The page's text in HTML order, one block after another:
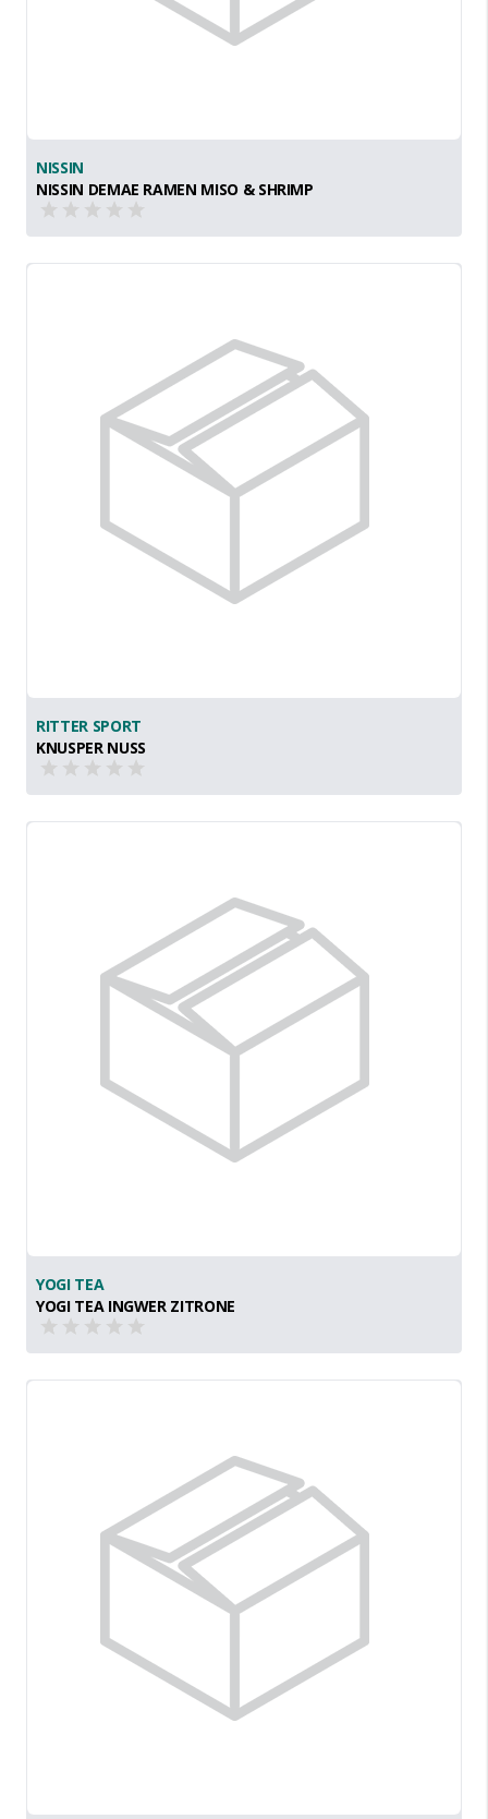
NISSIN
NISSIN DEMAE RAMEN MISO & SHRIMP
RITTER SPORT
KNUSPER NUSS
YOGI TEA
YOGI TEA INGWER ZITRONE